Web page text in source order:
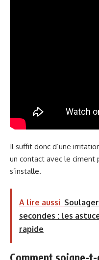
Il suffit donc d’une
un contact avec le ciment
s’installe.
A lire aussi
secondes : les
rapide
Comment soigne-